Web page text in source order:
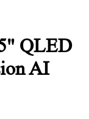
QLED
AI